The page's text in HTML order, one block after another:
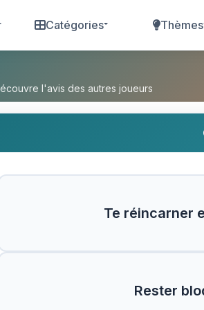
Catégories Thèmes
en la personne que
l'avis des autres joueurs
Te réincarner
Rester